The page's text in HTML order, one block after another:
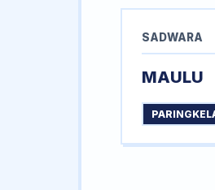
SADWARA
MAULU